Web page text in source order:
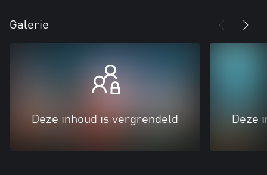
Galerie
Deze inhoud is vergrendeld Deze